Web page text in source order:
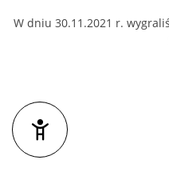
W dniu 30.11.2021 r.